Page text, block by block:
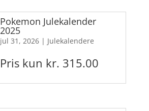
Pokemon Julekalender
2025
jul 31, 2026| Julekalendere
Pris kun kr. 315.00